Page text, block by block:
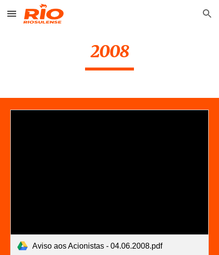
Skip to main content Skip to navigation
2008
Aviso aos Acionistas - 04.06.2008.pdf